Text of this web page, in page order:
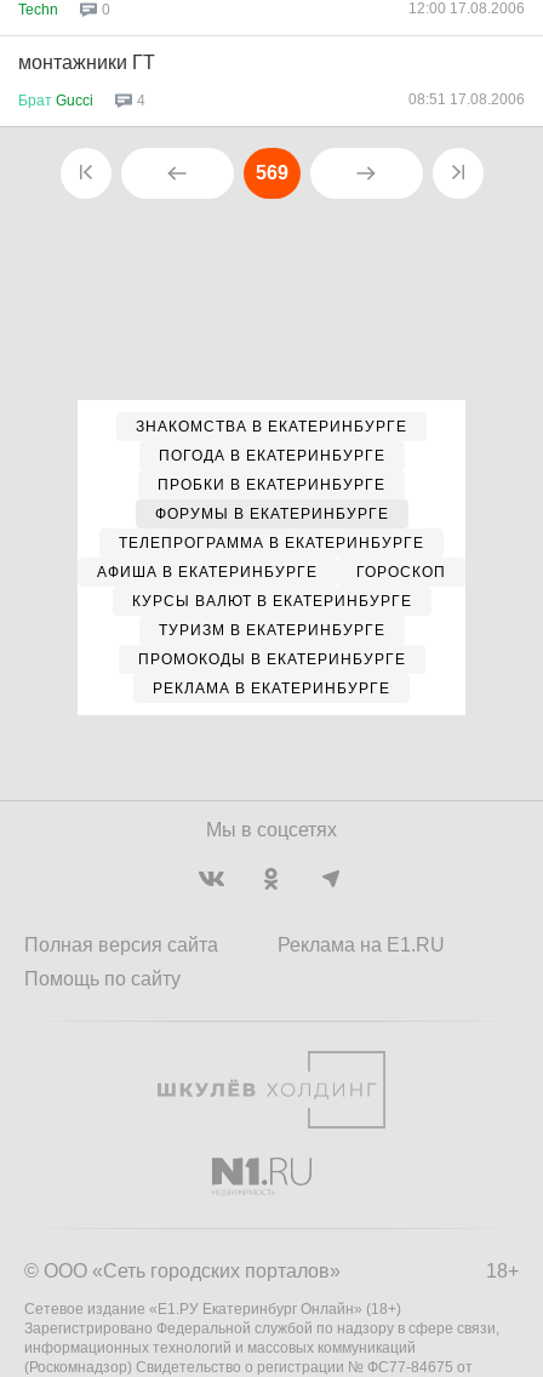
Techn 0 12:00 17.08.2006
монтажники ГТ
Брат Gucci 4 08:51 17.08.2006
569
ЗНАКОМСТВА В ЕКАТЕРИНБУРГЕ
ПОГОДА В ЕКАТЕРИНБУРГЕ
ПРОБКИ В ЕКАТЕРИНБУРГЕ
ФОРУМЫ В ЕКАТЕРИНБУРГЕ
ТЕЛЕПРОГРАММА В ЕКАТЕРИНБУРГЕ
АФИША В ЕКАТЕРИНБУРГЕ
ГОРОСКОП
КУРСЫ ВАЛЮТ В ЕКАТЕРИНБУРГЕ
ТУРИЗМ В ЕКАТЕРИНБУРГЕ
ПРОМОКОДЫ В ЕКАТЕРИНБУРГЕ
РЕКЛАМА В ЕКАТЕРИНБУРГЕ
Мы в соцсетях
Полная версия сайта
Помощь по сайту
Реклама на E1.RU
18+
© ООО «Сеть городских порталов»
Сетевое издание «Е1.РУ Екатеринбург Онлайн» (18+)
Зарегистрировано Федеральной службой по надзору в сфере связи,
информационных технологий и массовых коммуникаций
(Роскомнадзор) Свидетельство о регистрации № ФС77-84675 от